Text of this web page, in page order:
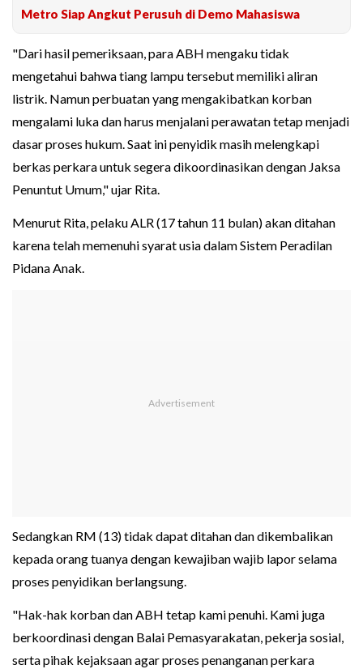
Metro Siap Angkut Perusuh di Demo Mahasiswa
"Dari hasil pemeriksaan, para ABH mengaku tidak
mengetahui bahwa tiang lampu tersebut memiliki aliran
listrik. Namun perbuatan yang mengakibatkan korban
mengalami luka dan harus menjalani perawatan tetap menjadi
dasar proses hukum. Saat ini penyidik masih melengkapi
berkas perkara untuk segera dikoordinasikan dengan Jaksa
Penuntut Umum," ujar Rita.
Menurut Rita, pelaku ALR (17 tahun 11 bulan) akan ditahan
karena telah memenuhi syarat usia dalam Sistem Peradilan
Pidana Anak.
Sedangkan RM (13) tidak dapat ditahan dan dikembalikan
kepada orang tuanya dengan kewajiban wajib lapor selama
proses penyidikan berlangsung.
"Hak-hak korban dan ABH tetap kami penuhi. Kami juga
berkoordinasi dengan Balai Pemasyarakatan, pekerja sosial,
serta pihak kejaksaan agar proses penanganan perkara